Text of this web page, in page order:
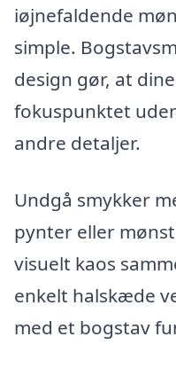
iøjnefaldende
simple.
design gør, at
fokuspunktet
andre detaljer.
Undgå smykker
pynter eller
visuelt kaos
enkelt halskæde
med et bogstav